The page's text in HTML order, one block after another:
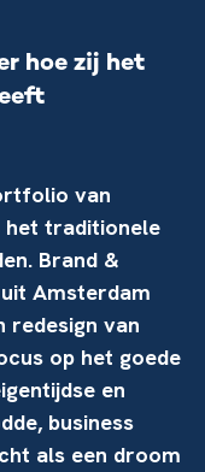
hoe zij het
van
het traditionele
Brand &
uit Amsterdam
redesign van
op het goede
en
business
als een droom